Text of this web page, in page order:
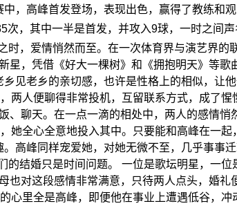
，高峰首发登场，表现出色，赢得了教练和
次，其中一半是首发，并攻入9球，一时之间
时，爱情悄然而至。在一次体育界与演艺界的
星，凭借《好大一棵树》和《拥抱明天》等歌
乡见老乡的亲切感，也许是性格上的相似，让
两人便聊得非常投机，互留联系方式，成了
、聊天。在一点一滴的相处中，两人的感情悄
她全心全意地投入其中。只要能和高峰在一
高峰同样宠爱她，对她无微不至，几乎事事
的结婚只是时间问题。 一位是歌坛明星，一
也对这段感情非常满意，只待两人点头，婚礼
心里全是高峰，即便他在事业上遭遇低谷，